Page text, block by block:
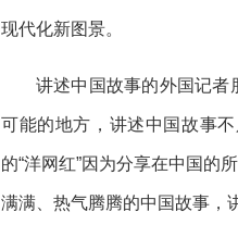
现代化新图景。
讲述中国故事的外国记者
可能的地方，讲述中国故事
的“洋网红”因为分享在中国的
满满、热气腾腾的中国故事，